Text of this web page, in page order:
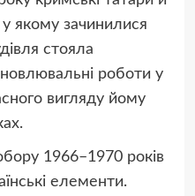
якому зачинилися
стояла
роботи у
вигляду йому
1966–1970 років
елементи.